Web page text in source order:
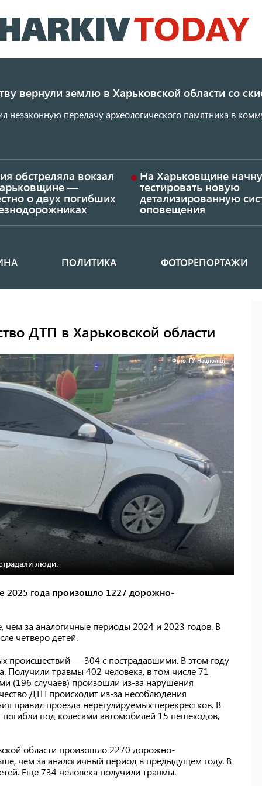
к
основному
вернули землю в Харьковской области со
незаконную передачу археологического памятника в
обстреляла вокзал
—
о двух погибших
На Харьковщине
тестировать новую
детализированную
оповещения
ПОЛИТИКА ФОТОРЕПОРТАЖИ
ДТП в Харьковской области
Фото: ГУ Нацполіції.
люди.
2025 года произошло 1227 дорожно-
за аналогичные периоды 2024 и 2023 годов. В
четверо детей.
происшествий — 304 с пострадавшими. В этом году
Получили травмы 402 человека, в том числе 71
(196 случаев) произошли из-за нарушения
ДТП происходит из-за несоблюдения
правил проезда нерегулируемых перекрестков. В
погибли под колесами автомобилей 15 пешеходов,
области произошло 2270 дорожно-
чем за аналогичный период в предыдущем году. В
Еще 734 человека получили травмы.